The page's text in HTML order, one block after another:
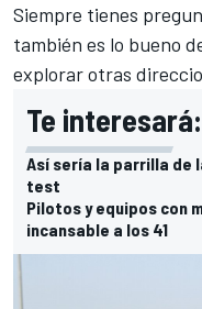
Siempre tienes
también es lo bueno
explorar otras
Te interesará:
Así sería la parrilla de
test
Pilotos y equipos con
incansable a los 41